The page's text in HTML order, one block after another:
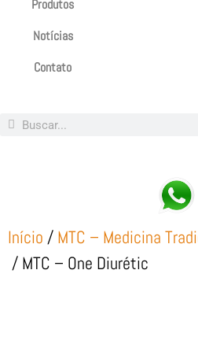
Produtos
Notícias
Contato
Início / MTC – Medicina
/ MTC – One Diurétic